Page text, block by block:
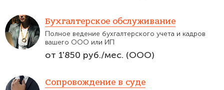
Бухгалтерское обслуживание
Полное ведение бухгалтерского учета и кадров
вашего ООО или ИП
от 1'850 руб./мес. (ООО)
Сопровождение в суде